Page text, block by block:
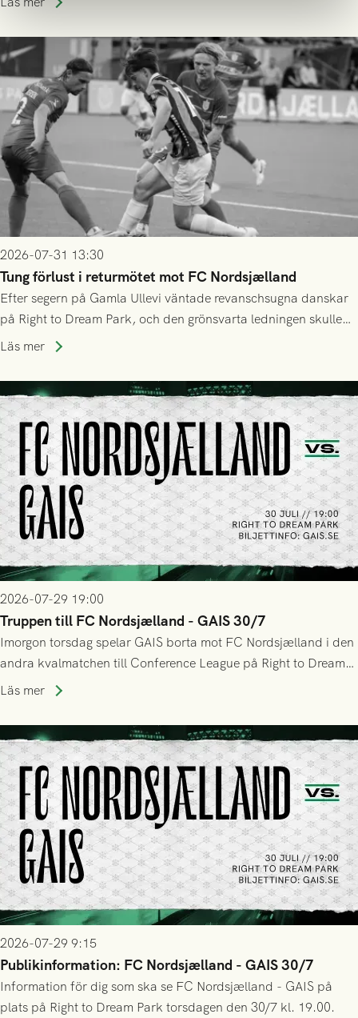
2026-07-31 13:30
Tung förlust i returmötet mot FC Nordsjælland
Efter segern på Gamla Ullevi väntade revanschsugna danskar
på Right to Dream Park, och den grönsvarta ledningen skulle
upphöra efter mindre än kvarten spelad. På lika mark visade
tennissiffror och det grönsvarta europaäventyret tog slut.
Läs mer
2026-07-29 19:00
Truppen till FC Nordsjælland - GAIS 30/7
Imorgon torsdag spelar GAIS borta mot FC Nordsjælland i den
andra kvalmatchen till Conference League på Right to Dream
Park! Fredrik Holmberg och ledarstaben har tagit ut följande
Läs mer
2026-07-29 9:15
Publikinformation: FC Nordsjælland - GAIS 30/7
Information för dig som ska se FC Nordsjælland - GAIS på
plats på Right to Dream Park torsdagen den 30/7 kl. 19.00.